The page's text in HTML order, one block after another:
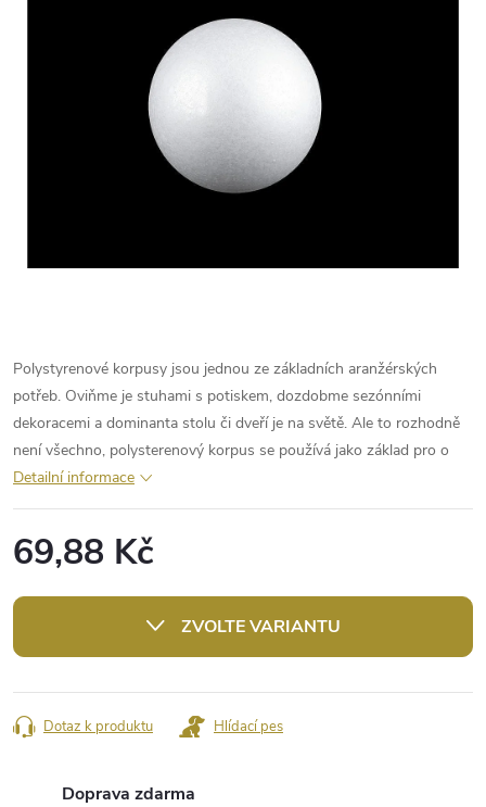
Polystyrenové korpusy jsou jednou ze základních aranžérských
potřeb. Oviňme je stuhami s potiskem, dozdobme sezónními
dekoracemi a dominanta stolu či dveří je na světě. Ale to rozhodně
není všechno, polysterenový korpus se používá jako základ pro o
Detailní informace
69,88 Kč
cena:
ZVOLTE VARIANTU
Dotaz k produktu Hlídací pes
Doprava zdarma